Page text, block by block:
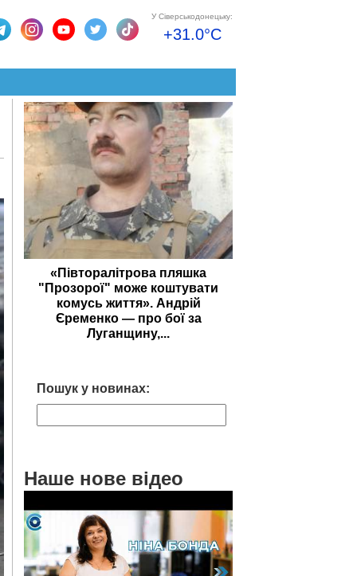
У Сіверськодонецьку:
+31.0°C
«Півторалітрова пляшка
"Прозорої" може коштувати
комусь життя». Андрій
Єременко — про бої за
Луганщину,...
Пошук у новинах:
Наше нове відео